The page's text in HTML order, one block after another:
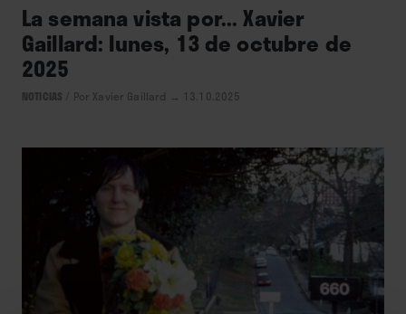
La semana vista por... Xavier
Gaillard: lunes, 13 de octubre de
2025
NOTICIAS Por Xavier Gaillard → 13.10.2025